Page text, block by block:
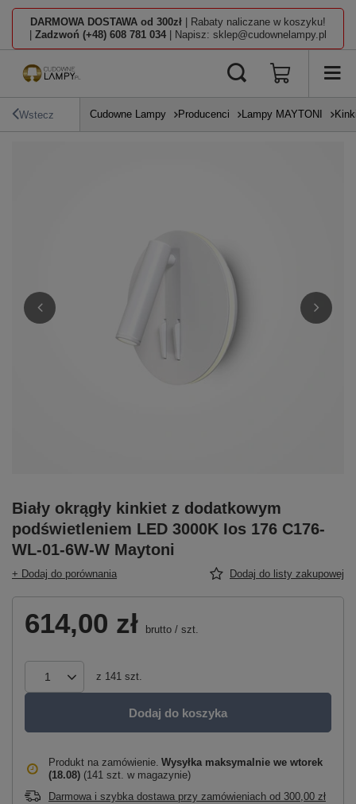
DARMOWA DOSTAWA od 300zł | Rabaty naliczane w koszyku!
Zadzwoń (+48) 608 781 034 | Napisz: sklep@cudownelampy.pl
Wstecz Cudowne Lampy Producenci Lampy MAYTONI
Biały okrągły kinkiet z dodatkowym
podświetleniem LED 3000K Ios 176 C176-
WL-01-6W-W Maytoni
+ Dodaj do porównania Dodaj do listy zakupowej
614,00 zł brutto / szt.
z 141 szt.
Dodaj do koszyka
Produkt na zamówienie Wysyłka maksymalnie we wtorek
(18.08) (141 szt. w magazynie)
Darmowa i szybka dostawa przy zamówieniach od 300,00 zł